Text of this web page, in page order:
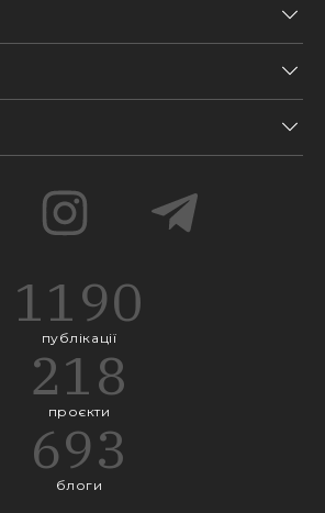
1190
публікації
218
проєкти
693
блоги